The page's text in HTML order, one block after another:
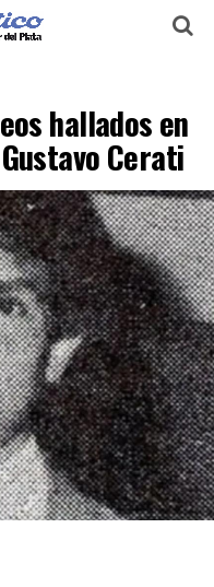
hallados en
Cerati